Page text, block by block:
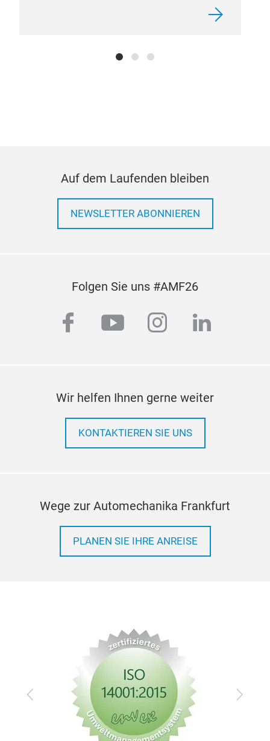
Auf dem Laufenden bleiben
NEWSLETTER ABONNIEREN
Folgen Sie uns #AMF26
facebook
youtubeinstagram
linkedin
Wir helfen Ihnen gerne weiter
KONTAKTIEREN SIE UNS
Wege zur Automechanika Frankfurt
PLANEN SIE IHRE ANREISE
Zurück Vor